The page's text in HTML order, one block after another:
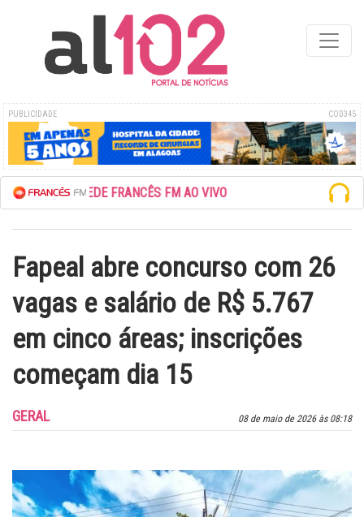
PUBLICIDADE COD345
ESCUTE A REDE FRANCÊS FM AO VIVO
Fapeal abre concurso com 26
vagas e salário de R$ 5.767
em cinco áreas; inscrições
começam dia 15
08 de maio de 2026 às 08:18
GERAL